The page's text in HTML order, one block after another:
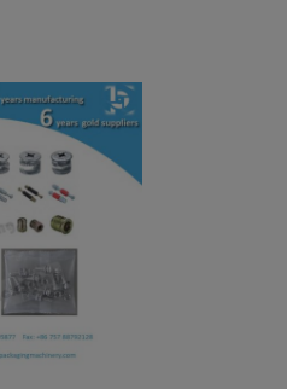
de fechas; 3. alimentador
de línea; 5. más molde de sellado
de alarma; 7. enlaces de
de vibración.